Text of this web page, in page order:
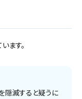
ます。
滅すると疑うに